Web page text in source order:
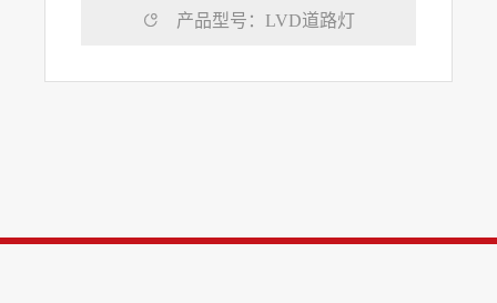
 产品型号：LVD道路灯